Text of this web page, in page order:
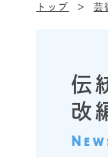
トップ 芸
伝
改